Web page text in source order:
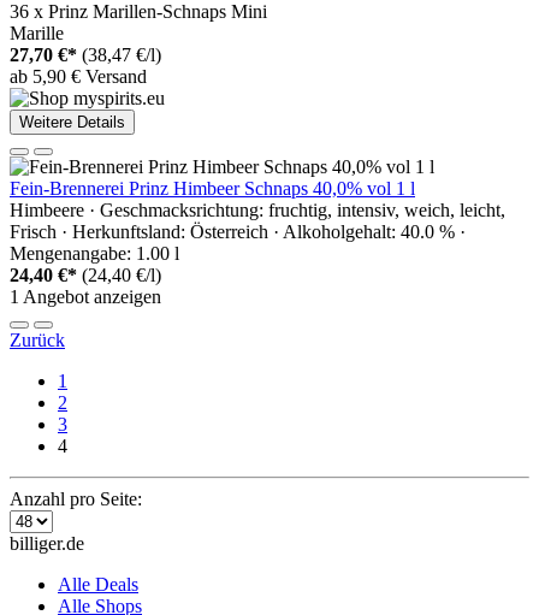
36 x Prinz Marillen-Schnaps Mini
Marille
27,70 €* (38,47 €/l)
ab 5,90 € Versand
Weitere Details
Fein-Brennerei Prinz Himbeer Schnaps 40,0% vol 1 l
Himbeere · Geschmacksrichtung: fruchtig, intensiv, weich, leicht,
Frisch · Herkunftsland: Österreich · Alkoholgehalt: 40.0 % ·
Mengenangabe: 1.00 l
24,40 €* (24,40 €/l)
1 Angebot anzeigen
Zurück
1
2
3
4
Anzahl pro Seite:
billiger.de
Alle Deals
Alle Shops